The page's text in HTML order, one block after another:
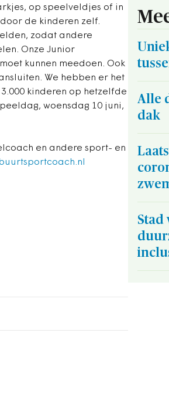
op speelveldjes of in
de kinderen zelf.
zodat andere
Onze Junior
kunnen meedoen. Ook
We hebben er het
kinderen op hetzelfde
woensdag 10 juni,
en andere sport- en
Alle
dak
Stad